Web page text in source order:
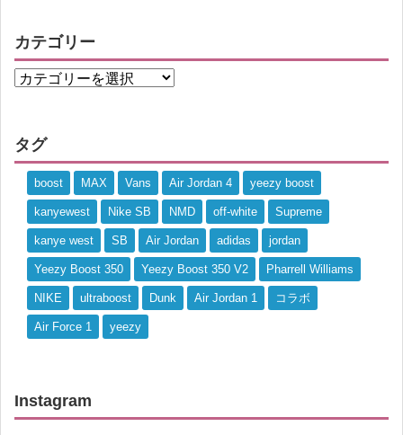
カテゴリー
タグ
boost MAX Vans Air Jordan 4 yeezy boost
kanyewest Nike SB NMD off-white Supreme
kanye west SB Air Jordan adidas jordan
Yeezy Boost 350 Yeezy Boost 350 V2 Pharrell Williams
NIKE ultraboost Dunk Air Jordan 1 コラボ
Air Force 1 yeezy
Instagram